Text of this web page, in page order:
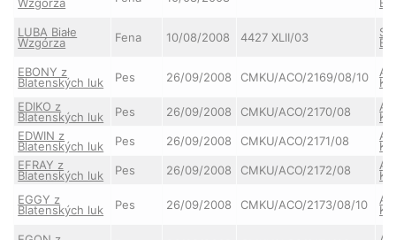
LUBA Białe
Wzgórza Fena 10/08/2008 4427 XLII/03
EBONY z
Blatenských luk Pes 26/09/2008 CMKU/ACO/2169/08/10
EDIKO z
Blatenských luk Pes 26/09/2008 CMKU/ACO/2170/08
EDWIN z
Blatenských luk Pes 26/09/2008 CMKU/ACO/2171/08
EFRAY z
Blatenských luk Pes 26/09/2008 CMKU/ACO/2172/08
EGGY z
Blatenských luk Pes 26/09/2008 CMKU/ACO/2173/08/10